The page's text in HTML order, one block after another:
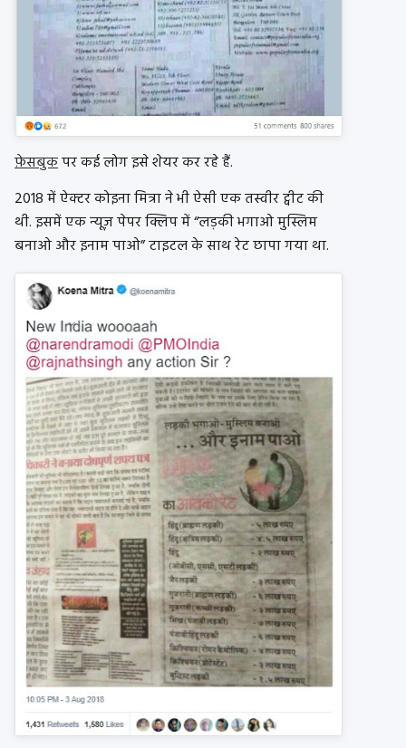
फ़ेसबुकपर कई लोग इसे शेयर कर रहे हैं.
2018 में ऐक्टर कोइना मित्रा ने भी ऐसी एक तस्वीर ट्वीट की
थी. इसमें एक न्यूज़ पेपर क्लिप में “लड़की भगाओ मुस्लिम
बनाओ और इनाम पाओ” टाइटल के साथ रेट छापा गया था.